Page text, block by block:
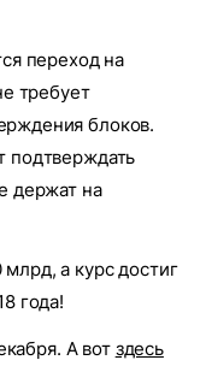
переход на
требует
блоков.
подтверждать
держат на
а курс достиг
года!
А вот здесь